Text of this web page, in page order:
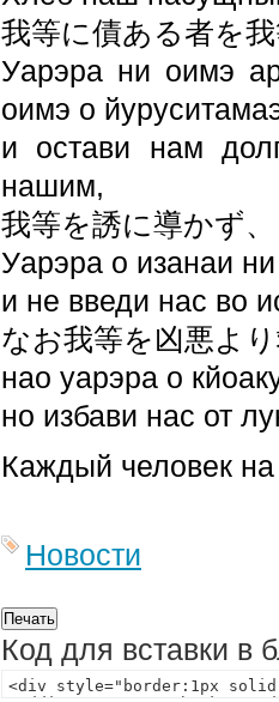
我等に債ある者を
Уарэра ни оимэ
оимэ о
и остави нам
нашим,
我等を誘に導かず、
Уарэра о изанаи
и не введи нас во
なお我等を凶悪よ
нао уарэра о
но избави нас от
Каждый человек
Новости
Код для вставки в